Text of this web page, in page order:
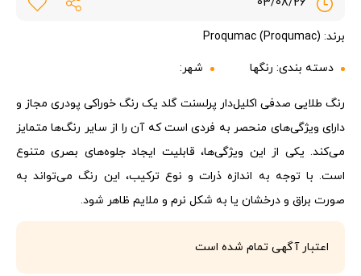
برند: Proqumac (Proqumac)
دسته بندی: رنگها شهر:
رنگ طلایی صدفی اکلیل‌دار پرلسنت گلد یک رنگ خوراکی پودری مجاز و
دارای ویژگی‌های منحصر به فردی است که آن را از سایر رنگ‌ها متمایز
می‌کند. یکی از این ویژگی‌ها، قابلیت ایجاد جلوه‌های بصری متنوع
است. با توجه به اندازه ذرات و نوع ترکیب، این رنگ می‌تواند به
صورت براق و درخشان یا به شکل نرم و ملایم ظاهر شود.
اعتبار آگهی تمام شده است